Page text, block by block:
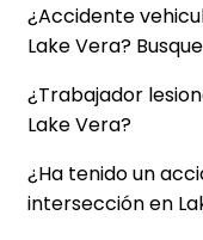
¿Accidente
Lake Vera?
¿Trabajador
Lake Vera?
¿Ha tenido un
intersección en